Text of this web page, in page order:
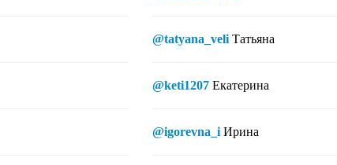
@tatyana_veli Татьяна
@keti1207 Екатерина
@igorevna_i Ирина